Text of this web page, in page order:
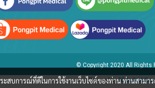
© Copyright 2020 All Rights
Powered by
สบการณ์ที่ดีในการใช้งานเว็บไซต์ของท่าน ท่านสามา